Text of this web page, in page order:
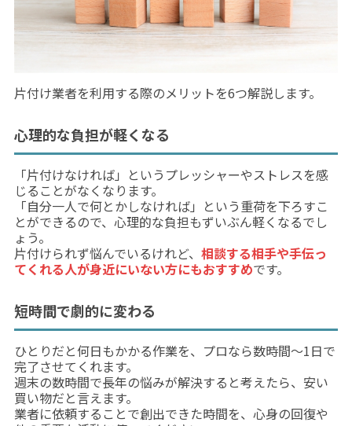
片付け業者を利用する際のメリットを6つ解説します。
心理的な負担が軽くなる
「片付けなければ」というプレッシャーやストレスを感
じることがなくなります。
「自分一人で何とかしなければ」という重荷を下ろすこ
とができるので、心理的な負担もずいぶん軽くなるでし
ょう。
片付けられず悩んでいるけれど、 相談する相手や手伝っ
てくれる人が身近にいない方にもおすすめです。
短時間で劇的に変わる
ひとりだと何日もかかる作業を、プロなら数時間～1日で
完了させてくれます。
週末の数時間で長年の悩みが解決すると考えたら、安い
買い物だと言えます。
業者に依頼することで創出できた時間を、心身の回復や